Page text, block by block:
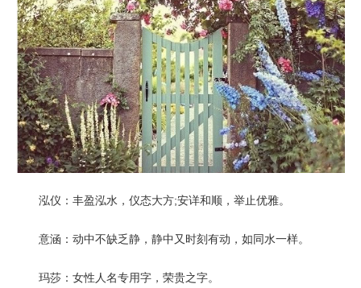
星座
泓仪：丰盈泓水，仪态大方;安详和顺，举止优雅。
意涵：动中不缺乏静，静中又时刻有动，如同水一样。
玛莎：女性人名专用字，荣贵之字。